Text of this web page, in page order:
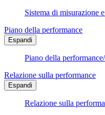
Sistema di misurazione
Piano della performance
Espandi
Piano della
Relazione sulla performance
Espandi
Relazione sulla